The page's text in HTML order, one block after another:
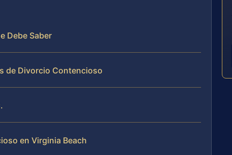
Debe Saber
de Divorcio Contencioso
en Virginia Beach